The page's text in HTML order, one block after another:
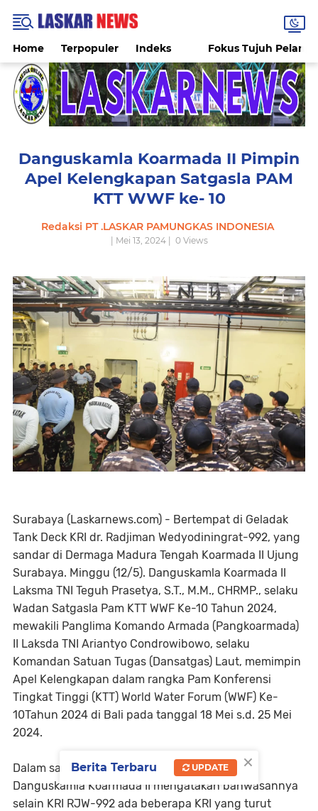
Home Terpopuler Indeks Fokus Tujuh
Danguskamla Koarmada II Pimpin
Apel Kelengkapan Satgasla PAM
KTT WWF ke- 10
Redaksi PT .LASKAR PAMUNGKAS INDONESIA
| Mei 13, 2024 | 0Views
Surabaya (Laskarnews.com) - Bertempat di Geladak
Tank Deck KRI dr. Radjiman Wedyodiningrat-992, yang
sandar di Dermaga Madura Tengah Koarmada II Ujung
Surabaya. Minggu (12/5). Danguskamla Koarmada II
Laksma TNI Teguh Prasetya, S.T., M.M., CHRMP., selaku
Wadan Satgasla Pam KTT WWF Ke-10 Tahun 2024,
mewakili Panglima Komando Armada (Pangkoarmada)
II Laksda TNI Ariantyo Condrowibowo, selaku
Komandan Satuan Tugas (Dansatgas) Laut, memimpin
Apel Kelengkapan dalam rangka Pam Konferensi
Tingkat Tinggi (KTT) World Water Forum (WWF) Ke-
10Tahun 2024 di Bali pada tanggal 18 Mei s.d. 25 Mei
2024.
Dalam sambutannya saat apel kelengkapan
Danguskamla Koarmada II mengatakan bahwasannya
selain KRI RJW-992 ada beberapa KRI yang turut
×
Berita Terbaru UPDATE